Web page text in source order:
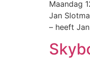
Maandag
Jan
– heeft